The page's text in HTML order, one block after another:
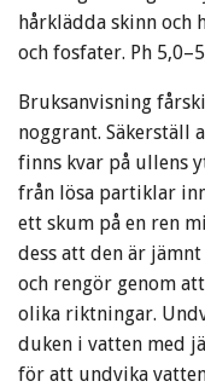
hårklädda skinn och
och fosfater. Ph
Bruksanvisning
noggrant.
finns kvar på ullens
från lösa partiklar
ett skum på en ren
dess att den är
och rengör genom
olika riktningar.
duken i vatten med
för att undvika